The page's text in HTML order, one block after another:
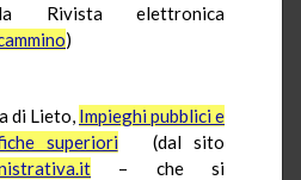
Rivista elettronica
)
di Lieto, Impieghi pubblici e
superiori (dal sito
– che si